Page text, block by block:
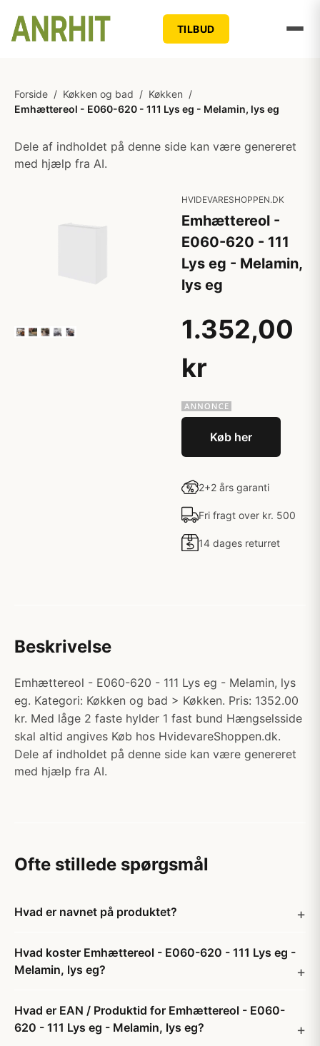
TILBUD
Forside / Køkken og bad / Køkken /
Emhættereol - E060-620 - 111 Lys eg - Melamin, lys eg
Dele af indholdet på denne side kan være genereret
med hjælp fra AI.
HVIDEVARESHOPPEN.DK
Emhættereol -
E060-620 - 111
Lys eg - Melamin,
lys eg
1.352,00
kr
Køb her
2+2 års garanti
Fri fragt over kr. 500
14 dages returret
Beskrivelse
Emhættereol - E060-620 - 111 Lys eg - Melamin, lys
eg. Kategori: Køkken og bad > Køkken. Pris: 1352.00
kr. Med låge 2 faste hylder 1 fast bund Hængselsside
skal altid angives Køb hos HvidevareShoppen.dk.
Dele af indholdet på denne side kan være genereret
med hjælp fra AI.
Ofte stillede spørgsmål
Hvad er navnet på produktet?
Hvad koster Emhættereol - E060-620 - 111 Lys eg -
Melamin, lys eg?
Hvad er EAN / Produktid for Emhættereol - E060-
620 - 111 Lys eg - Melamin, lys eg?